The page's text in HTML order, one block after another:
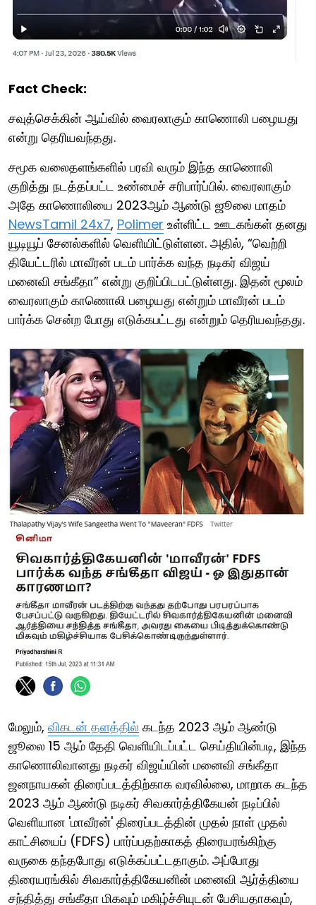
Fact Check:
சவுத்செக்கின் ஆய்வில் வைரலாகும் காணொலி பழையது
என்று தெரியவந்தது.
சமூக வலைதளங்களில் பரவி வரும் இந்த காணொலி
குறித்து நடத்தப்பட்ட உண்மைச் சரிபார்ப்பில். வைரலாகும்
அதே காணொலியை 2023ஆம் ஆண்டு ஜூலை மாதம்
NewsTamil 24x7, Polimer உள்ளிட்ட ஊடகங்கள் தனது
யூடியூப் சேனல்களில் வெளியிட்டுள்ளன. அதில், “வெற்றி
தியேட்டரில் மாவீரன் படம் பார்க்க வந்த நடிகர் விஜய்
மனைவி சங்கீதா” என்று குறிப்பிடபட்டுள்ளது. இதன் மூலம்
வைரலாகும் காணொலி பழையது என்றும் மாவீரன் படம்
பார்க்க சென்ற போது எடுக்கபட்டது என்றும் தெரியவந்தது.
மேலும், விகடன் தளத்தில் கடந்த 2023 ஆம் ஆண்டு
ஜூலை 15 ஆம் தேதி வெளியிடப்பட்ட செய்தியின்படி, இந்த
காணொலிவானது நடிகர் விஜய்யின் மனைவி சங்கீதா
ஜனநாயகன் திரைப்படத்திற்காக வரவில்லை, மாறாக கடந்த
2023 ஆம் ஆண்டு நடிகர் சிவகார்த்திகேயன் நடிப்பில்
வெளியான 'மாவீரன்' திரைப்படத்தின் முதல் நாள் முதல்
காட்சியைப் (FDFS) பார்ப்பதற்காகத் திரையரங்கிற்கு
வருகை தந்தபோது எடுக்கப்பட்டதாகும். அப்போது
திரையரங்கில் சிவகார்த்திகேயனின் மனைவி ஆர்த்தியை
சந்தித்து சங்கீதா மிகவும் மகிழ்ச்சியுடன் பேசியதாகவும்,